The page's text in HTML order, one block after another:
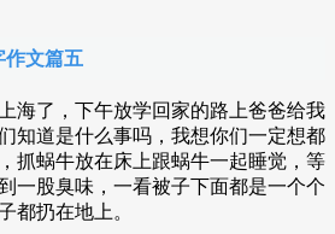
作文篇五
了，下午放学回家的路上爸爸给我
知道是什么事吗，我想你们一定想都
抓蜗牛放在床上跟蜗牛一起睡觉，等
一股臭味，一看被子下面都是一个个
都扔在地上。